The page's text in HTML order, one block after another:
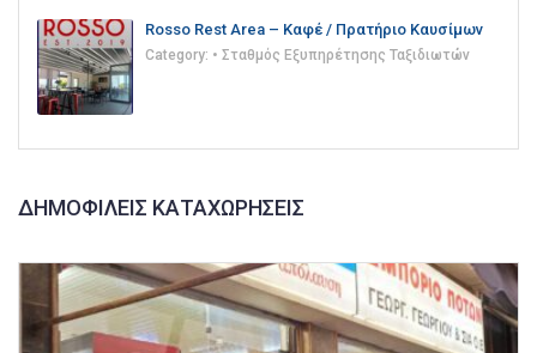
Rosso Rest Area – Καφέ / Πρατήριο Καυσίμων
Category: • Σταθμός Εξυπηρέτησης Ταξιδιωτών
ΔΗΜΟΦΙΛΕΊΣ ΚΑΤΑΧΩΡΉΣΕΙΣ